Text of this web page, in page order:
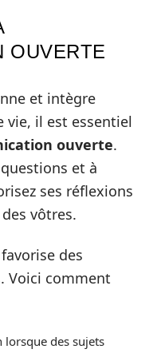
OUVERTE
et intègre
vie, il est essentiel
ouverte.
et à
ses réflexions
vôtres.
des
Voici comment
lorsque des sujets